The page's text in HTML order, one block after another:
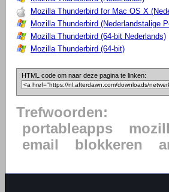
Mozilla Thunderbird for Mac OS X
Mozilla Thunderbird (Nederlandstalige
Mozilla Thunderbird (64-bit Nederlands)
Mozilla Thunderbird (64-bit)
HTML code om naar deze pagina te linken:
Trefwoorden:
portableapps
email
blokkeren